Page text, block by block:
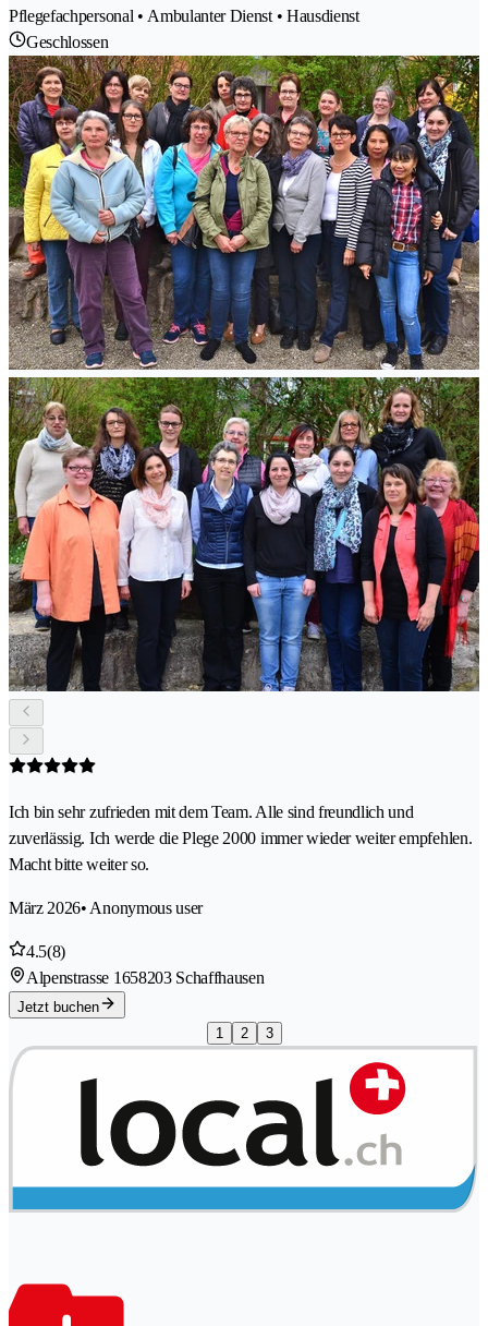
Pflegefachpersonal • Ambulanter Dienst • Hausdienst
Geschlossen
Ich bin sehr zufrieden mit dem Team. Alle sind freundlich und
zuverlässig. Ich werde die Plege 2000 immer wieder weiter empfehlen.
Macht bitte weiter so.
März 2026• Anonymous user
4.5(8)
Alpenstrasse 1658203 Schaffhausen
Jetzt buchen
1
2 3